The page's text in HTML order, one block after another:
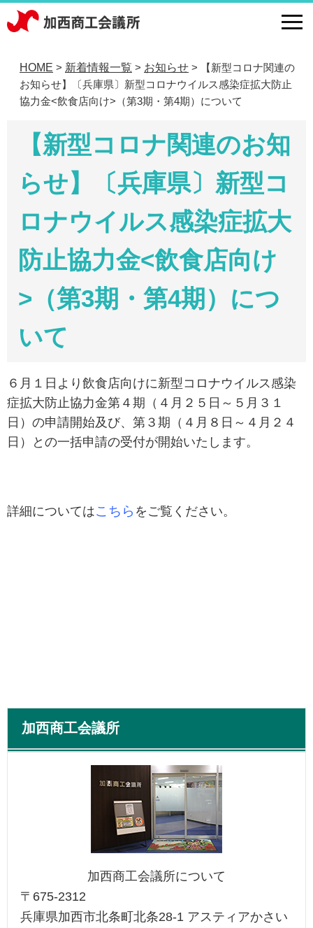
HOME > 新着情報一覧 > お知らせ >
【新型コロナ関連の
お知らせ】〔兵庫県〕新型コロナウイルス感染症拡大防止
協力金<飲食店向け>（第3期・第4期）について
【新型コロナ関連のお知
らせ】〔兵庫県〕新型コ
ロナウイルス感染症拡大
防止協力金<飲食店向け
>（第3期・第4期）につ
いて
６月１日より飲食店向けに新型コロナウイルス感染
症拡大防止協力金第４期（４月２５日～５月３１
日）の申請開始及び、第３期（４月８日～４月２４
日）との一括申請の受付が開始いたします。
詳細についてはこちら をご覧ください。
加西商工会議所
加西商工会議所について
〒675-2312
兵庫県加西市北条町北条28-1 アスティアかさい